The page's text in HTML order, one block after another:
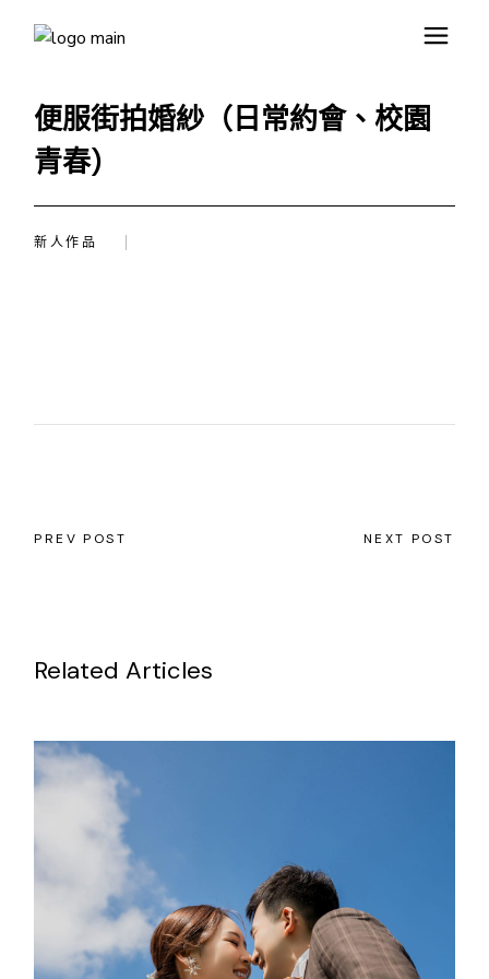
便服街拍婚紗 （日常約會、校園
青春)
新人作品
PREV POST NEXT POST
Related Articles